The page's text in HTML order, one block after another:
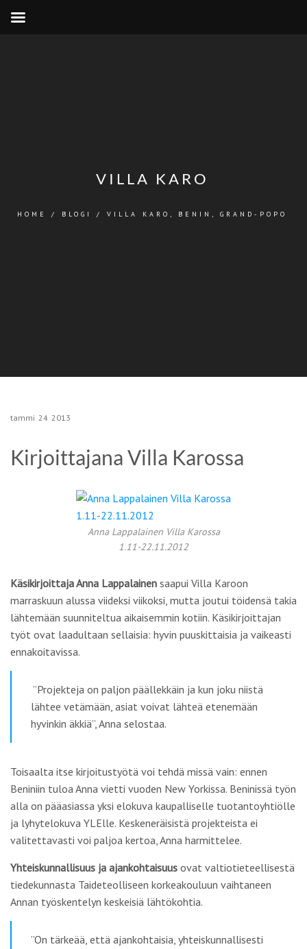
VILLA KARO
HOME / BLOGI / VILLA KARO, BENIN, GRAND-POPO
tammi 24 2013
Kirjoittajana Villa Karossa
Anna Lappalainen Villa Karossa
1.11-22.11.2012
Käsikirjoittaja Anna Lappalainen saapui Villa Karoon
marraskuun alussa viideksi viikoksi, mutta joutui töidensä takia
lähtemään suunniteltua aikaisemmin kotiin. Käsikirjoittajan
työt ovat laadultaan sellaisia: hyvin puuskittaisia ja vaikeasti
ennakoitavissa.
”Projekteja on paljon päällekkäin ja kun joku niistä
lähtee vetämään, asiat voivat lähteä etenemään
hyvinkin äkkiä”, Anna selostaa.
Toisaalta itse kirjoitustyötä voi tehdä missä vain: ennen
Beniniin tuloa Anna vietti vuoden New Yorkissa. Beninissä työn
alla on pääasiassa yksi elokuva kaupalliselle tuotantoyhtiölle
ja lyhytelokuva YLElle. Keskeneräisistä projekteista ei
valitettavasti voi paljoa kertoa, Anna harmittelee.
Yhteiskunnallisuus ja ajankohtaisuus ovat valtiotieteellisestä
tiedekunnasta Taideteolliseen korkeakouluun vaihtaneen
Annan työskentelyn keskeisiä lähtökohtia.
”On tärkeää, että ajankohtaisia, yhteiskunnallisesti